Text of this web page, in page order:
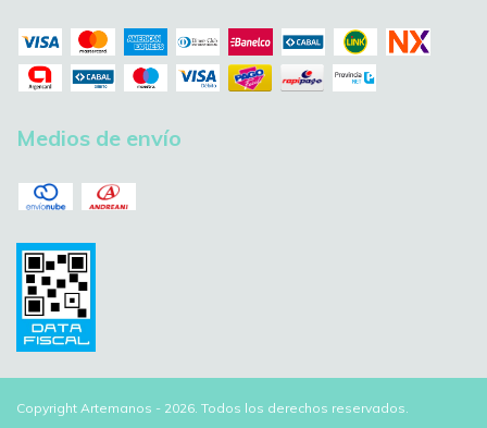
Medios de envío
Copyright Artemanos - 2026. Todos los derechos reservados.